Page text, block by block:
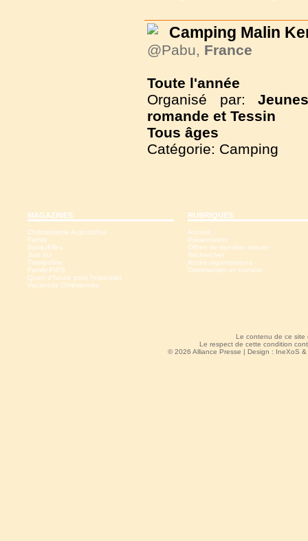
Camping Malin
@Pabu, France
Toute l'année
Organisé par:
romande et Tessin
Tous âges
Catégorie: Camping
MAGAZINES
Christianisme Aujourd'hui
Family
SpirituElles
Just 4U
Trampoline
Family-FIPS
Quart d'heure pour l'essentiel
Vacances Chrétiennes
RUBRIQUES
Accueil
Présentation
Offres de dernière minute
Rechercher
Accès organisateurs
Commander un numéro
Le contenu de ce site
Le respect de cette condition
© 2026 Alliance Presse | Design : IneXoS &